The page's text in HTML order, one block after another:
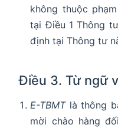
không thuộc
tại Điều 1 Thông
định tại Thông tư
Điều 3. Từ ngữ
E-TBMTlà thông
mời chào hàng